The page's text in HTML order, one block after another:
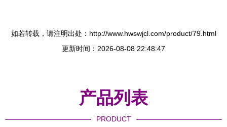
如若转载，请注明出处：http://www.hwswjcl.com/product/79.html
更新时间：2026-08-08 22:48:47
产品列表
PRODUCT